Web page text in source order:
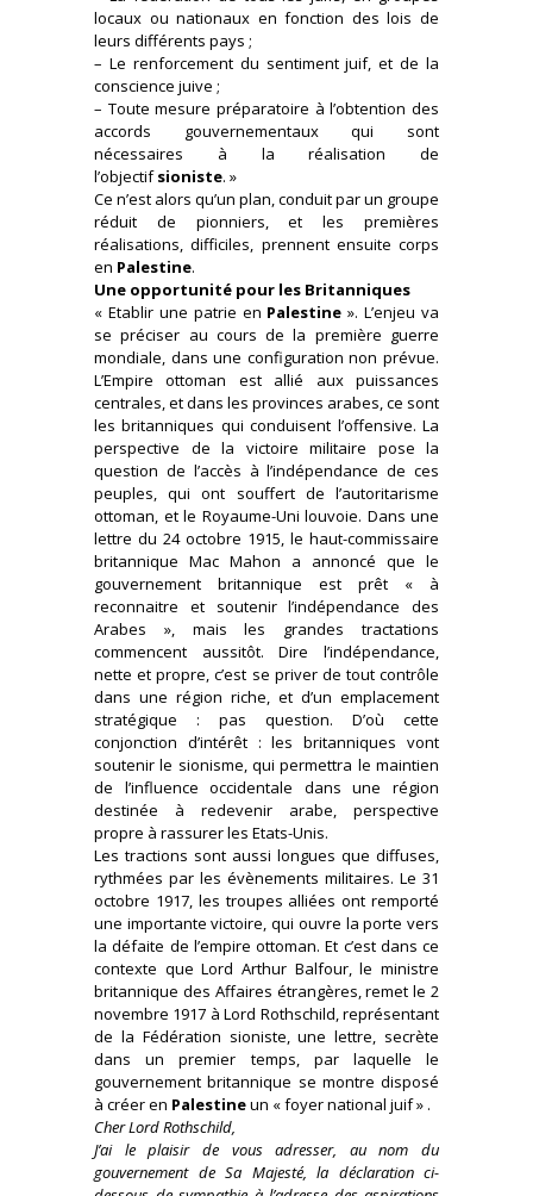
locaux ou nationaux en fonction des lois de
leurs différents pays ;
– Le renforcement du sentiment juif, et de la
conscience juive ;
– Toute mesure préparatoire à l’obtention des
accords gouvernementaux qui sont
nécessaires à la réalisation de
l’objectifsioniste. »
Ce n’est alors qu’un plan, conduit par un groupe
réduit de pionniers, et les premières
réalisations, difficiles, prennent ensuite corps
en Palestine.
Une opportunité pour les Britanniques
« Etablir une patrie en Palestine ». L’enjeu va
se préciser au cours de la première guerre
mondiale, dans une configuration non prévue.
L’Empire ottoman est allié aux puissances
centrales, et dans les provinces arabes, ce sont
les britanniques qui conduisent l’offensive. La
perspective de la victoire militaire pose la
question de l’accès à l’indépendance de ces
peuples, qui ont souffert de l’autoritarisme
ottoman, et le Royaume-Uni louvoie. Dans une
lettre du 24 octobre 1915, le haut-commissaire
britannique Mac Mahon a annoncé que le
gouvernement britannique est prêt « à
reconnaitre et soutenir l’indépendance des
Arabes », mais les grandes tractations
commencent aussitôt. Dire l’indépendance,
nette et propre, c’est se priver de tout contrôle
dans une région riche, et d’un emplacement
stratégique : pas question. D’où cette
conjonction d’intérêt : les britanniques vont
soutenir le sionisme, qui permettra le maintien
de l’influence occidentale dans une région
destinée à redevenir arabe, perspective
propre à rassurer les Etats-Unis.
Les tractions sont aussi longues que diffuses,
rythmées par les évènements militaires. Le 31
octobre 1917, les troupes alliées ont remporté
une importante victoire, qui ouvre la porte vers
la défaite de l’empire ottoman. Et c’est dans ce
contexte que Lord Arthur Balfour, le ministre
britannique des Affaires étrangères, remet le 2
novembre 1917 à Lord Rothschild, représentant
de la Fédération sioniste, une lettre, secrète
dans un premier temps, par laquelle le
gouvernement britannique se montre disposé
à créer en Palestineun « foyer national juif » .
Cher Lord Rothschild,
J’ai le plaisir de vous adresser, au nom du
gouvernement de Sa Majesté, la déclaration ci-